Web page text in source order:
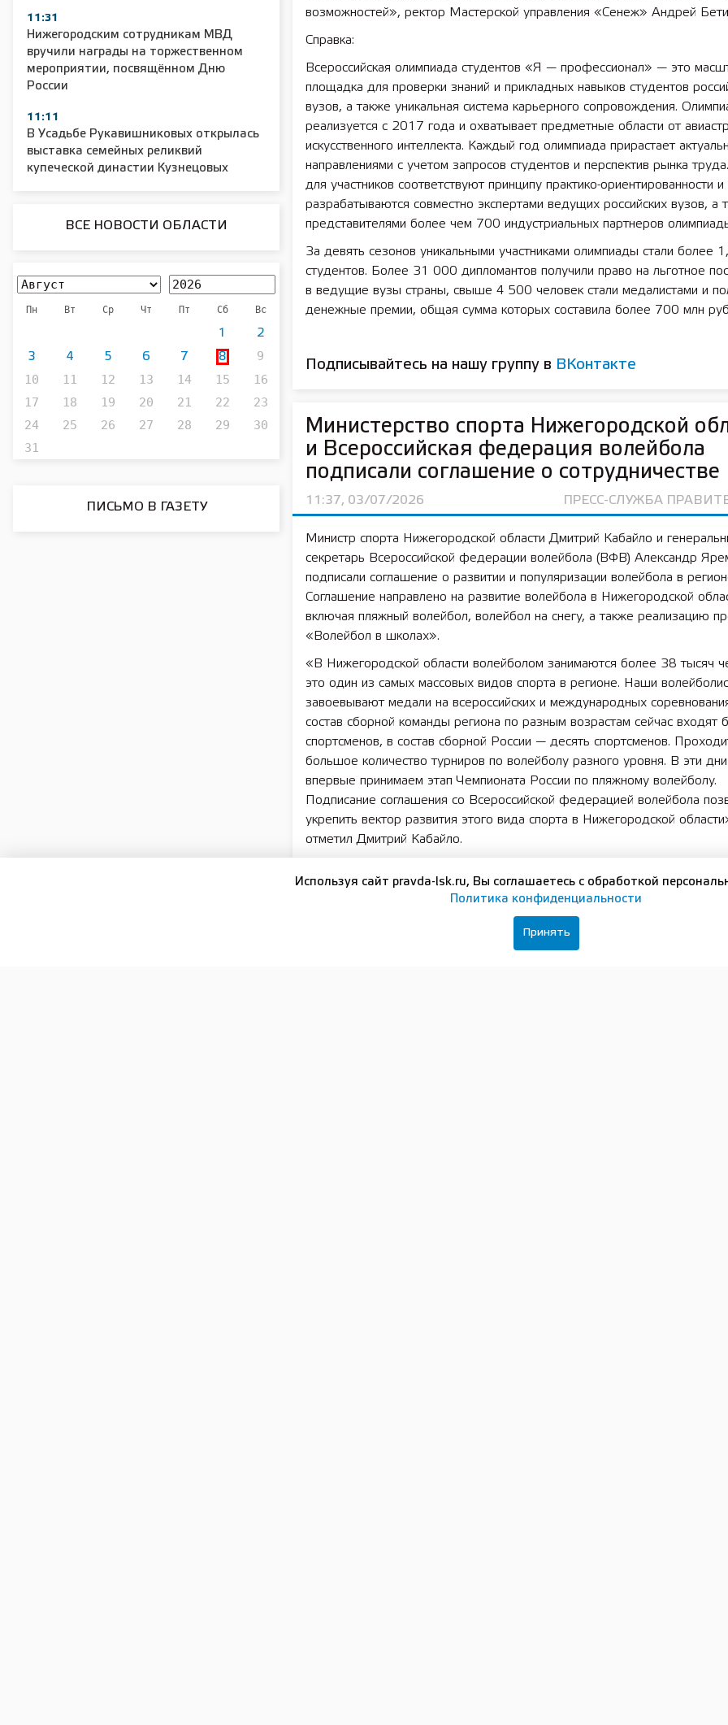
11:31
Нижегородским сотрудникам МВД
вручили награды на торжественном
мероприятии, посвящённом Дню
России
11:11
В Усадьбе Рукавишниковых открылась
выставка семейных реликвий
купеческой династии Кузнецовых
ВСЕ НОВОСТИ ОБЛАСТИ
Пн Вт Ср Чт Пт Сб Вс
1 2
3 4 5 6 7 8
9
10
11 12 13 14 15
16
17
18 19 20 21 22
23
24
25 26 27 28 29
30
31
ПИСЬМО В ГАЗЕТУ
возможностей», ректор Мастерской управления «Сенеж» Андрей
Справка:
Всероссийская олимпиада студентов «Я — профессионал» — это
площадка для проверки знаний и прикладных навыков студентов
вузов, а также уникальная система карьерного сопровождения.
реализуется с 2017 года и охватывает предметные области от
искусственного интеллекта. Каждый год олимпиада прирастает
направлениями с учетом запросов студентов и перспектив рынка
для участников соответствуют принципу практико-ориентированности и
разрабатываются совместно экспертами ведущих российских вузов, а
представителями более чем 700 индустриальных партнеров
За девять сезонов уникальными участниками олимпиады стали более
студентов. Более 31 000 дипломантов получили право на льготное
в ведущие вузы страны, свыше 4 500 человек стали медалистами и
денежные премии, общая сумма которых составила более 700 млн
Подписывайтесь на нашу группу в ВКонтакте
Министерство спорта Нижегородской
и Всероссийская федерация волейбола
подписали соглашение о сотрудничестве
11:37, 03/07/2026 ПРЕСС-СЛУЖБА
Министр спорта Нижегородской области Дмитрий Кабайло и
секретарь Всероссийской федерации волейбола (ВФВ) Александр
подписали соглашение о развитии и популяризации волейбола в
Соглашение направлено на развитие волейбола в Нижегородской
включая пляжный волейбол, волейбол на снегу, а также реализацию
«Волейбол в школах».
«В Нижегородской области волейболом занимаются более 38 тысяч
это один из самых массовых видов спорта в регионе. Наши
завоевывают медали на всероссийских и международных
состав сборной команды региона по разным возрастам сейчас входят
спортсменов, в состав сборной России — десять спортсменов.
большое количество турниров по волейболу разного уровня. В эти
впервые принимаем этап Чемпионата России по пляжному волейболу.
Подписание соглашения со Всероссийской федерацией волейбола
укрепить вектор развития этого вида спорта в Нижегородской
отметил Дмитрий Кабайло.
первого в истории региона этапа Чемпионата России по пляжному
Кубка мэра Нижнего Новгорода по этому виду спорта. Соревнования
1 по 5 июля на кортах Гребного канала при поддержке министерства
Нижегородской области, Центра управления и развития спорта в
Используя сайт pravda-lsk.ru, Вы соглашаетесь с обработкой
Политика конфиденциальности
Принять